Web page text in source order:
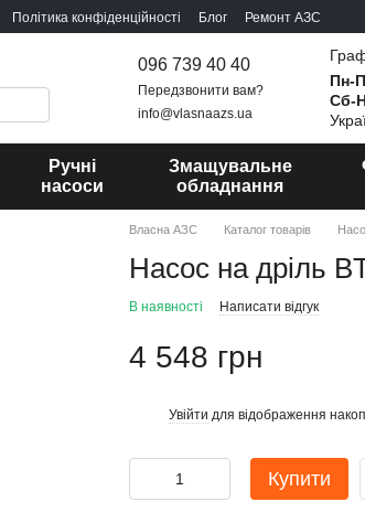
Політика конфіденційності Блог Ремонт АЗС
096 739 40 40
Передзвонити вам?
info@vlasnaazs.ua
Пн-
Сб-
Ручні
насоси
Змащувальне
обладнання
Власна АЗС Каталог товарів
Насос на дріль
В наявності Написати відгук
4 548 грн
Увійти для відображення
Купити